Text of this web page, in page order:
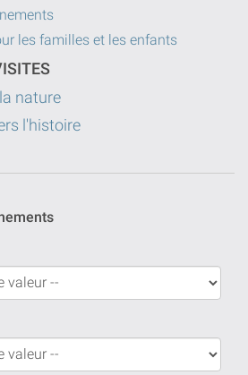
les familles et les enfants
nature
l'histoire